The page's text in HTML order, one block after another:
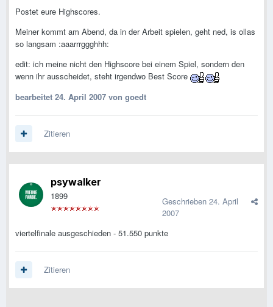
Postet eure Highscores.
Meiner kommt am Abend, da in der Arbeit spielen, geht ned, is ollas
so langsam :aaarrrggghhh:
edit: ich meine nicht den Highscore bei einem Spiel, sondern den
wenn ihr ausscheidet, steht irgendwo Best Score
bearbeitet 24. April 2007 von goedt
Zitieren
psywalker
1899 Geschrieben 24. April
2007
viertelfinale ausgeschieden - 51.550 punkte
Zitieren